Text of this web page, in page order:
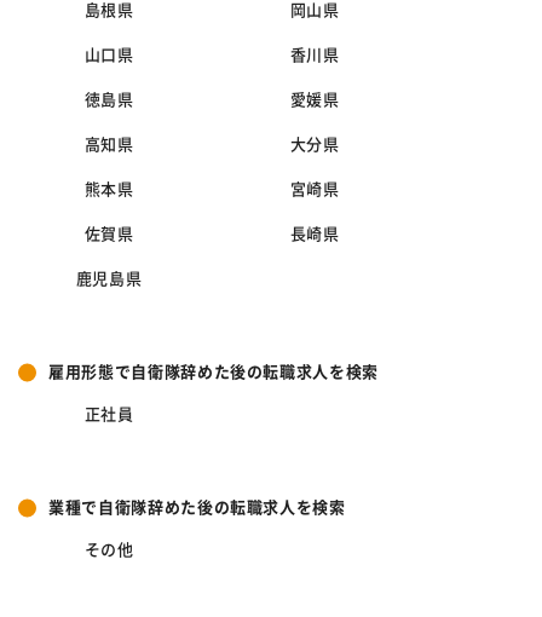
島根県 岡山県
山口県 香川県
徳島県 愛媛県
高知県 大分県
熊本県 宮崎県
佐賀県 長崎県
鹿児島県
雇用形態で自衛隊辞めた後の転職求人を検索
正社員
業種で自衛隊辞めた後の転職求人を検索
その他